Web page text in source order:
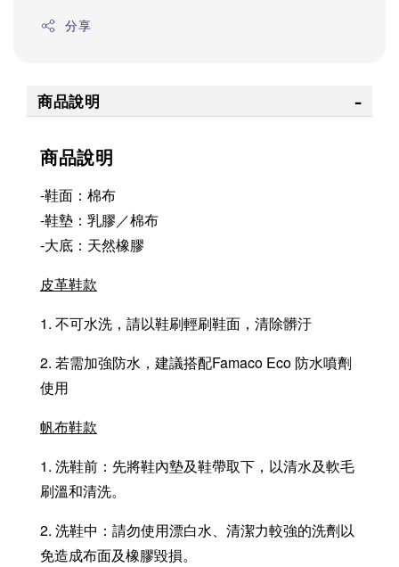
分享
商品說明
商品說明
-鞋面：棉布
-鞋墊：乳膠／棉布
-大底：天然橡膠
皮革鞋款
1. 不可水洗，請以鞋刷輕刷鞋面，清除髒汙
2. 若需加強防水，建議搭配Famaco Eco 防水噴劑
使用
帆布鞋款
1. 洗鞋前：先將鞋內墊及鞋帶取下，以清水及軟毛
刷溫和清洗。
2. 洗鞋中：請勿使用漂白水、清潔力較強的洗劑以
免造成布面及橡膠毀損。